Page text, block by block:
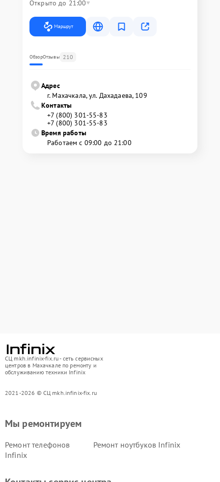
Открыто до 21:00
Маршрут
ОбзорОтзывы 210
Адрес
г. Махачкала, ул. Дахадаева, 109
Контакты
+7 (800) 301-55-83
+7 (800) 301-55-83
Время работы
Работаем с 09:00 до 21:00
СЦ mkh.infinix-fix.ru - сеть сервисных
центров в Махачкале по ремонту и
обслуживанию техники Infinix
2021-2026 © СЦ mkh.infinix-fix.ru
Мы ремонтируем
Ремонт телефонов
Infinix
Ремонт ноутбуков Infinix